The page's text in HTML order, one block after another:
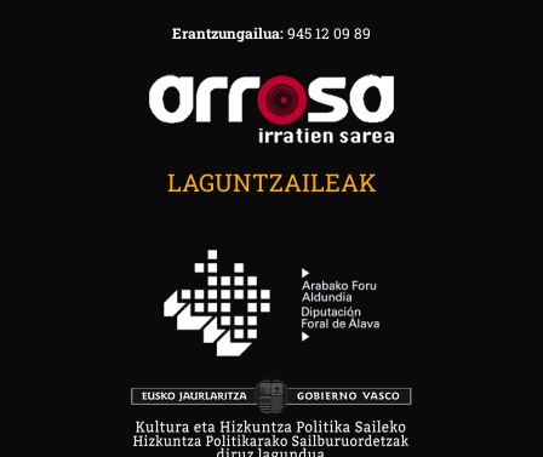
Erantzungailua:945 12 09 89
LAGUNTZAILEAK